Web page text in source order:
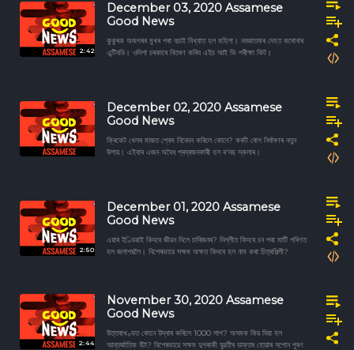
2:42
December 03, 2020 Assamese
Good News
কুকুৰক অজগৰৰ মুখৰ পৰা বচাই বিখ্যাত হল মহিলা। নবজাতকৰ দেহত কৰোনাৰ
এন্টিবডি। ওদিশা চৰকাৰে বিতৰণ কৰিব এইচ আই ভি পৰীক্ষা কিট।
December 02, 2020 Assamese
Good News
ক্ৰিকেট খেলৰ মাজত প্ৰেম নিবেদন কৰিলে কোনে? কৰ্কট ৰোগ নিৰ্ধাৰণৰ নতুন
উপায়। এইবাৰ এজন অবৈধ প্ৰব্ৰজনকাৰী হল ৰ'দছ স্কলাৰ।
2:50
December 01, 2020 Assamese
Good News
এয়াৰ ইণ্ডিয়াই কিদৰে জীৱন দিলে চাৰিজনৰ? দিল্লীত কিদৰে চন পৰা মাটি পৰিণত
হল জলাশয়লৈ। বিশেষভাৱে সক্ষম অক্ষত কিদৰে হল নাম কৰা চিত্ৰশিল্পী?
2:44
November 30, 2020 Assamese
Good News
উত্তৰাখণ্ডত কোনে উদ্ধাৰ কৰিলে 1000 সাপ? অসমক কিয় দিয়া হল
আন্তৰ্জাতিক বঁটা? বিশেষভাৱে সক্ষম দুগৰাকী যুৱতীৰ ডাক্তৰ হোৱাৰ সপোন পূৰণ